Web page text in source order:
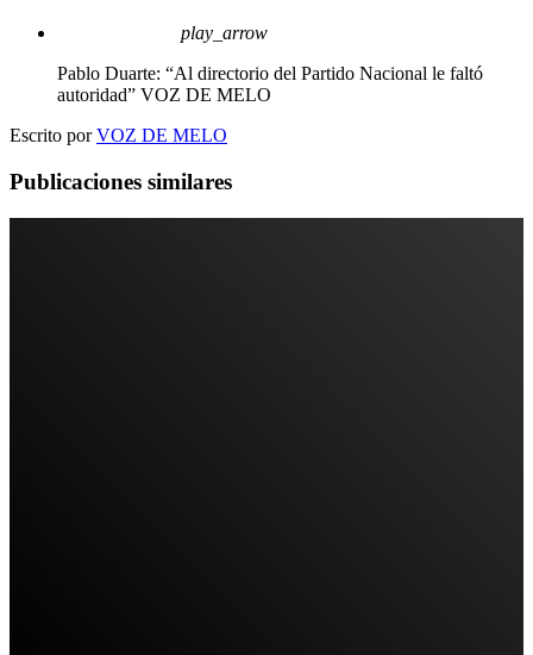
play_arrow
Pablo Duarte: “Al directorio del Partido Nacional le faltó
autoridad” VOZ DE MELO
Escrito porVOZ DE MELO
Publicaciones similares